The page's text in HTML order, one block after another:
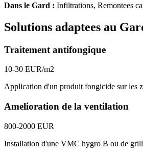
Dans le Gard : Infiltrations, Remontees
Solutions adaptees au
Traitement antifongique
10-30 EUR/m2
Application d'un produit fongicide sur les
Amelioration de la ventilation
800-2000 EUR
Installation d'une VMC hygro B ou de